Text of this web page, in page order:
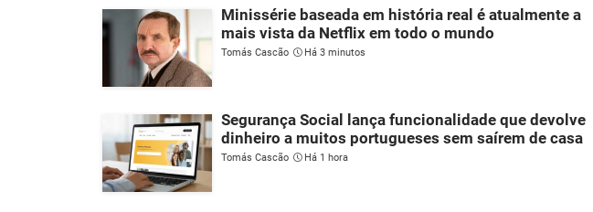
Minissérie baseada em história real é atualmente a
mais vista da Netflix em todo o mundo
Tomás Cascão Há 3 minutos
Segurança Social lança funcionalidade que devolve
dinheiro a muitos portugueses sem saírem de casa
Tomás Cascão Há 1 hora